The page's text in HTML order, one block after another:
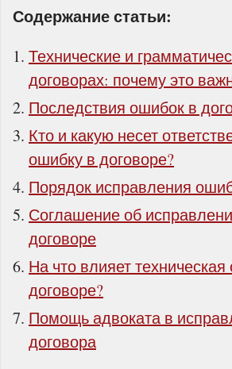
Содержание статьи:
Технические и
договорах: почему это
Последствия ошибок в
Кто и какую несет
ошибку в договоре?
Порядок исправления
Соглашение об
договоре
На что влияет
договоре?
Помощь адвоката в
договора